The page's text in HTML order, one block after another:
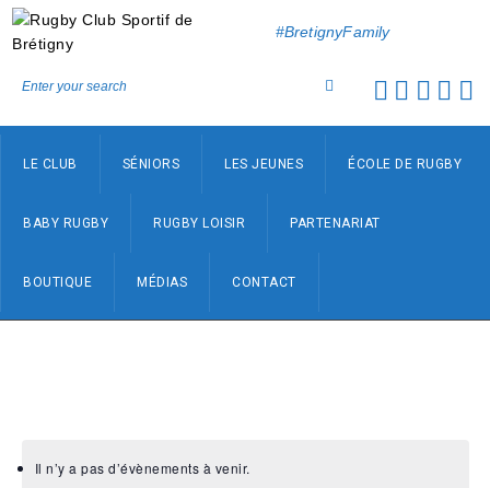
#BretignyFamily
LE CLUB SÉNIORS LES JEUNES ÉCOLE DE RUGBY
BABY RUGBY RUGBY LOISIR PARTENARIAT
BOUTIQUE MÉDIAS CONTACT
Il n’y a pas d’évènements à venir.